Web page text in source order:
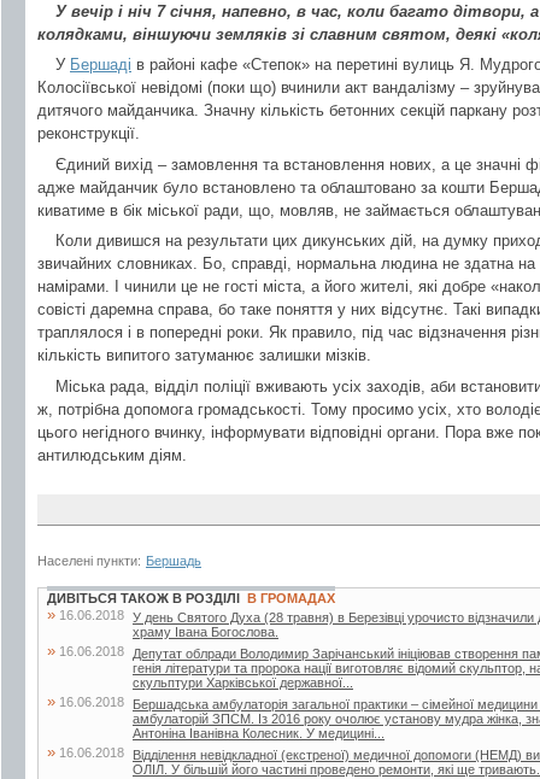
У вечір і ніч 7 січня, напевно, в час, коли багато дітвори,
колядками, віншуючи земляків зі славним святом, деякі
У Бершаді в районі кафе «Степок» на перетині вулиць Я.
Колосіївської невідомі (поки що) вчинили акт вандалізму –
дитячого майданчика. Значну кількість бетонних секцій паркану
реконструкції.
Єдиний вихід – замовлення та встановлення нових, а це значні
адже майданчик було встановлено та облаштовано за кошти
киватиме в бік міської ради, що, мовляв, не займається
Коли дивишся на результати цих дикунських дій, на думку
звичайних словниках. Бо, справді, нормальна людина не здатна на
намірами. І чинили це не гості міста, а його жителі, які добре
совісті даремна справа, бо таке поняття у них відсутнє. Такі
траплялося і в попередні роки. Як правило, під час відзначення
кількість випитого затуманює залишки мізків.
Міська рада, відділ поліції вживають усіх заходів, аби
ж, потрібна допомога громадськості. Тому просимо усіх, хто
цього негідного вчинку, інформувати відповідні органи. Пора вже
антилюдським діям.
Населені пункти: Бершадь
ДИВІТЬСЯ ТАКОЖ В РОЗДІЛІ В ГРОМАДАХ
» 16.06.2018 У день Святого Духа (28 травня) в Березівці урочисто відзначили
храму Івана Богослова.
» 16.06.2018
Депутат облради Володимир Зарічанський ініціював створення
генія літератури та пророка нації виготовляє відомий
скульптури Харківської державної...
» 16.06.2018
Бершадська амбулаторія загальної практики – сімейної
амбулаторій ЗПСМ. Із 2016 року очолює установу мудра жінка,
Антоніна Іванівна Колесник. У медицині...
» 16.06.2018
Відділення невідкладної (екстреної) медичної допомоги (НЕМД)
ОЛІЛ. У більшій його частині проведено ремонти, які ще тривають.